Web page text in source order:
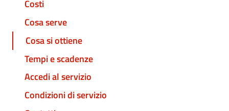
Costi
Cosa serve
Cosa si ottiene
Tempi e scadenze
Accedi al servizio
Condizioni di servizio